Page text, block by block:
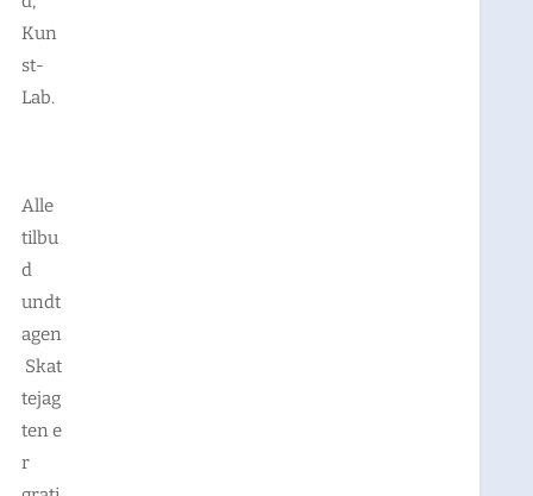
Kun
st-
Lab.
Alle
tilbu
d
undt
agen
Skat
tejag
tene
r